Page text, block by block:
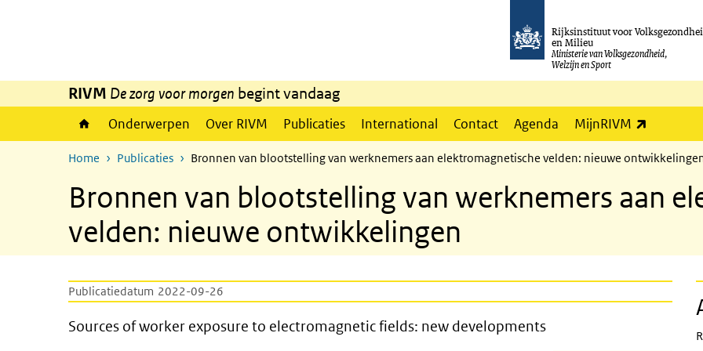
Rijksinstituut voor
en Milieu
Ministerie van Volksgezondheid,
Welzijn en Sport
RIVM De zorg voor morgen begint vandaag
Onderwerpen Over RIVM Publicaties International Contact Agenda MijnRIVM
Home Publicaties Bronnen van blootstelling van werknemers aan elektromagnetische velden: nieuwe
Bronnen van blootstelling van werknemers aan
velden: nieuwe ontwikkelingen
Publicatiedatum 2022-09-26
Sources of worker exposure to electromagnetic fields: new
Sources of worker exposure to electromagnetic fields: new developments